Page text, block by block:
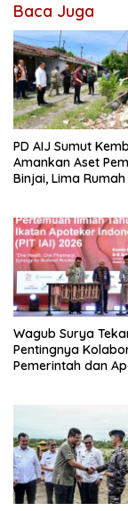
Baca Juga
PD AIJ Sumut
Amankan Aset
Binjai, Lima
Wagub Surya
Pentingnya
Pemerintah dan